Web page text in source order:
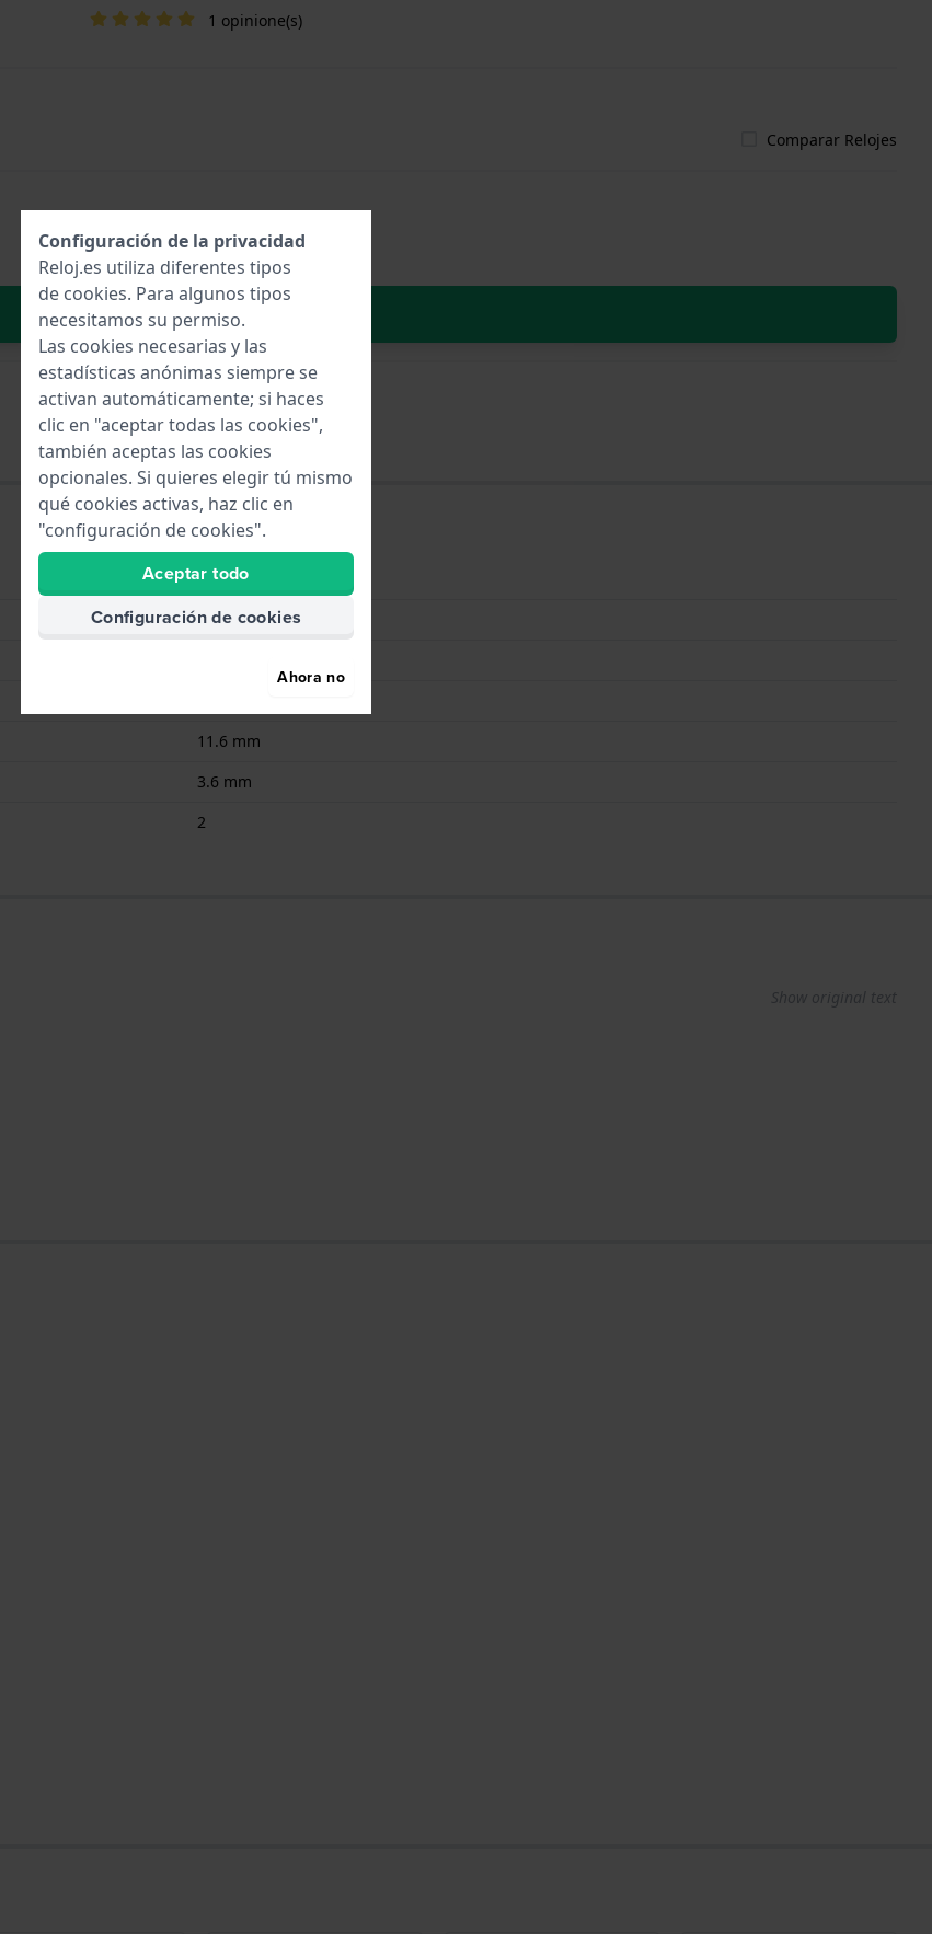
1 opinione(s)
Comparar Relojes
Añadir al carrito
Renata
344 / SR1136SW
11.6 mm
3.6 mm
2
Show original text
Configuración de la privacidad
Reloj.es utiliza diferentes tipos
de cookies. Para algunos tipos
necesitamos su permiso.
Las cookies necesarias y las
estadísticas anónimas siempre se
activan automáticamente; si haces
clic en "aceptar todas las cookies",
también aceptas las cookies
opcionales. Si quieres elegir tú mismo
qué cookies activas, haz clic en
"configuración de cookies".
Aceptar todo
Configuración de cookies
Ahora no